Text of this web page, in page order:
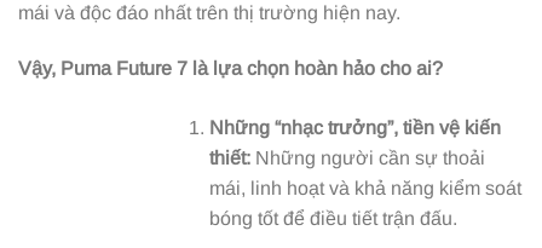
mái và độc đáo nhất trên thị trường hiện nay.
Vậy, Puma Future 7 là lựa chọn hoàn hảo cho ai?
Những “nhạc trưởng”, tiền vệ kiến
thiết: Những người cần sự thoải
mái, linh hoạt và khả năng kiểm soát
bóng tốt để điều tiết trận đấu.